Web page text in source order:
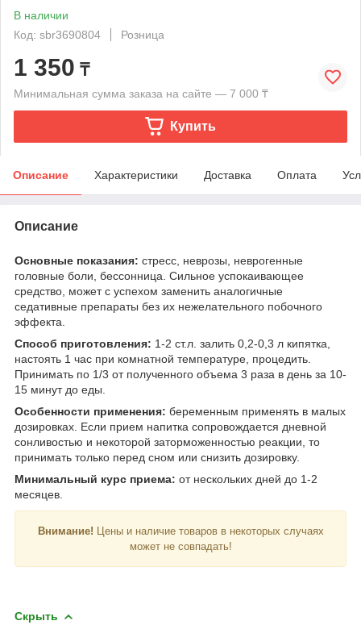
В наличии
Код: sbr3690804
Розница
1 350 ₸
Минимальная сумма заказа на сайте — 7 000 ₸
Купить
Описание Характеристики Доставка Оплата
Описание
Основные показания: стресс, неврозы, неврогенные
головные боли, бессонница. Сильное успокаивающее
средство, может с успехом заменить аналогичные
седативные препараты без их нежелательного побочного
эффекта.
Способ приготовления: 1-2 ст.л. залить 0,2-0,3 л кипятка,
настоять 1 час при комнатной температуре, процедить.
Принимать по 1/3 от полученного объема 3 раза в день за 10-
15 минут до еды.
Особенности применения: беременным применять в малых
дозировках. Если прием напитка сопровождается дневной
сонливостью и некоторой заторможенностью реакции, то
принимать только перед сном или снизить дозировку.
Минимальный курс приема: от нескольких дней до 1-2
месяцев.
Внимание! Цены и наличие товаров в некоторых случаях
может не совпадать!
Скрыть